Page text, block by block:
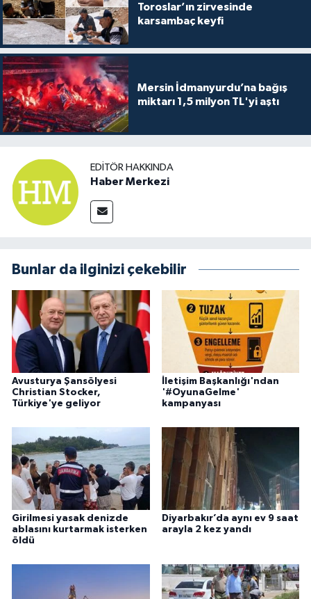
Toroslar’ın zirvesinde
karsambaç keyfi
Mersin İdmanyurdu’na bağış
miktarı 1,5 milyon TL'yi aştı
EDITÖR HAKKINDA
Haber Merkezi
Bunlar da ilginizi çekebilir
Avusturya Şansölyesi
Christian Stocker,
Türkiye'ye geliyor
İletişim Başkanlığı'ndan
'#OyunaGelme'
kampanyası
Girilmesi yasak denizde
ablasını kurtarmak isterken
öldü
Diyarbakır’da aynı ev 9 saat
arayla 2 kez yandı